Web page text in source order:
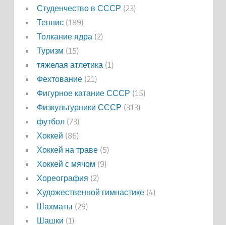
Студенчество в СССР (23)
Теннис(189)
Толкание ядра(2)
Туризм (15)
тяжелая атлетика(1)
Фехтование(21)
Фигурное катание СССР (15)
Физкультурники СССР (313)
футбол(73)
Хоккей (86)
Хоккей на траве(5)
Хоккей с мячом (9)
Хореография (2)
Художественной гимнастике(4)
Шахматы (29)
Шашки (1)